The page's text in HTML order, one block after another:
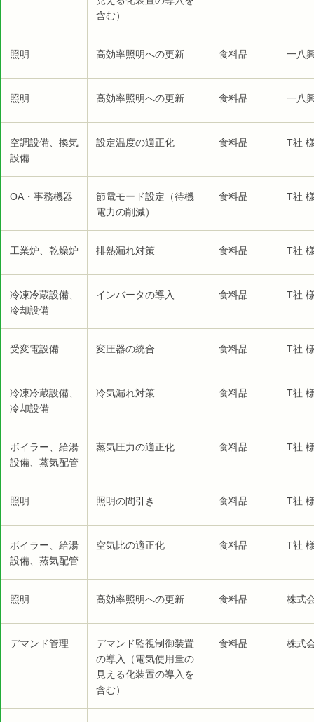
含む）
照明 高効率照明への更新 食料品 一八
照明 高効率照明への更新 食料品 一八
空調設備、換気
設備
設定温度の適正化 食料品 T社
OA・事務機器
節電モード設定（待機
電力の削減）
食料品 T社
工業炉、乾燥炉 排熱漏れ対策 食料品 T社
冷凍冷蔵設備、
冷却設備
インバータの導入 食料品 T社
受変電設備 変圧器の統合 食料品 T社
冷凍冷蔵設備、
冷却設備
冷気漏れ対策 食料品 T社
ボイラー、給湯
設備、蒸気配管
蒸気圧力の適正化 食料品 T社
照明 照明の間引き 食料品 T社
ボイラー、給湯
設備、蒸気配管
空気比の適正化 食料品 T社
照明 高効率照明への更新 食料品 株式
デマンド管理
デマンド監視制御装置
の導入（電気使用量の
見える化装置の導入を
含む）
食料品 株式